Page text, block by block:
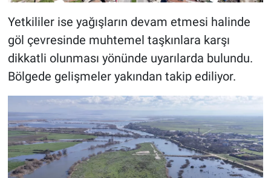
Yetkililer ise yağışların devam etmesi halinde
göl çevresinde muhtemel taşkınlara karşı
dikkatli olunması yönünde uyarılarda bulundu.
Bölgede gelişmeler yakından takip ediliyor.